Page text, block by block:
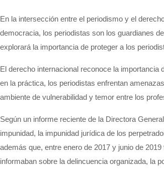
En la intersección entre el periodismo y el
democracia, los periodistas son los guardianes
explorará la importancia de proteger a los
El derecho internacional reconoce la importancia
en la práctica, los periodistas enfrentan
ambiente de vulnerabilidad y temor entre los
Según un informe reciente de la Directora
impunidad, la impunidad jurídica de los
además que, entre enero de 2017 y junio de
informaban sobre la delincuencia organizada, la